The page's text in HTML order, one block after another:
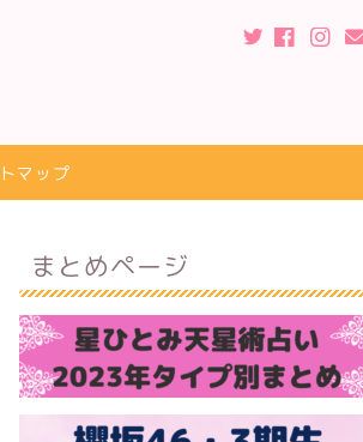
マップ
まとめページ